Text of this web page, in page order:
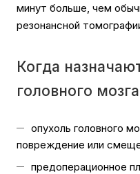
минут больше, чем
резонансной
Когда
головного
опухоль головного
повреждение или
предоперационное